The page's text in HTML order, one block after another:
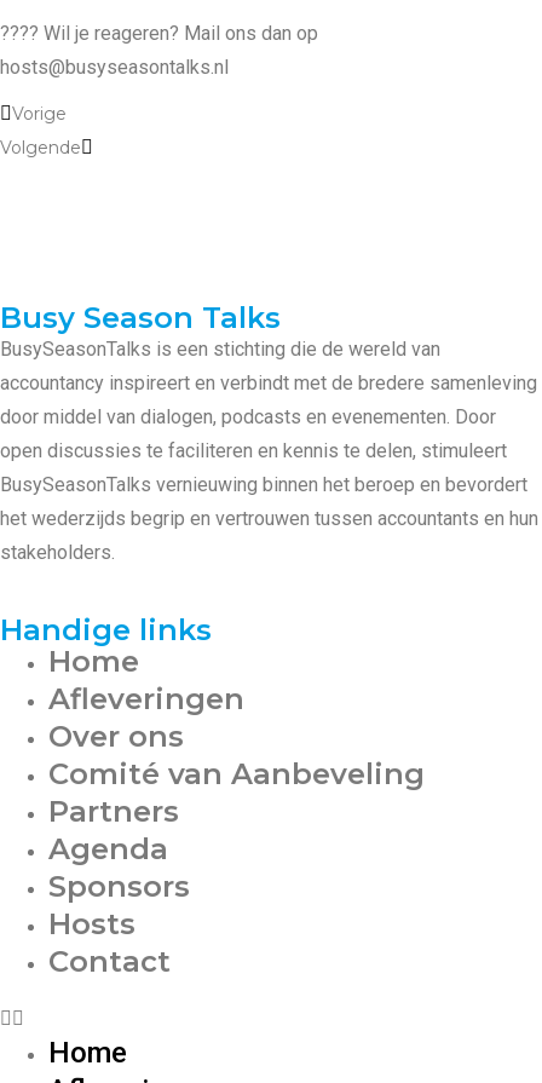
???? Wil je reageren? Mail ons dan op
hosts@busyseasontalks.nl
Vorige
Volgende
Busy Season Talks
BusySeasonTalks is een stichting die de wereld van
accountancy inspireert en verbindt met de bredere samenleving
door middel van dialogen, podcasts en evenementen. Door
open discussies te faciliteren en kennis te delen, stimuleert
BusySeasonTalks vernieuwing binnen het beroep en bevordert
het wederzijds begrip en vertrouwen tussen accountants en hun
stakeholders.
Handige links
Home
Afleveringen
Over ons
Comité van Aanbeveling
Partners
Agenda
Sponsors
Hosts
Contact
Home